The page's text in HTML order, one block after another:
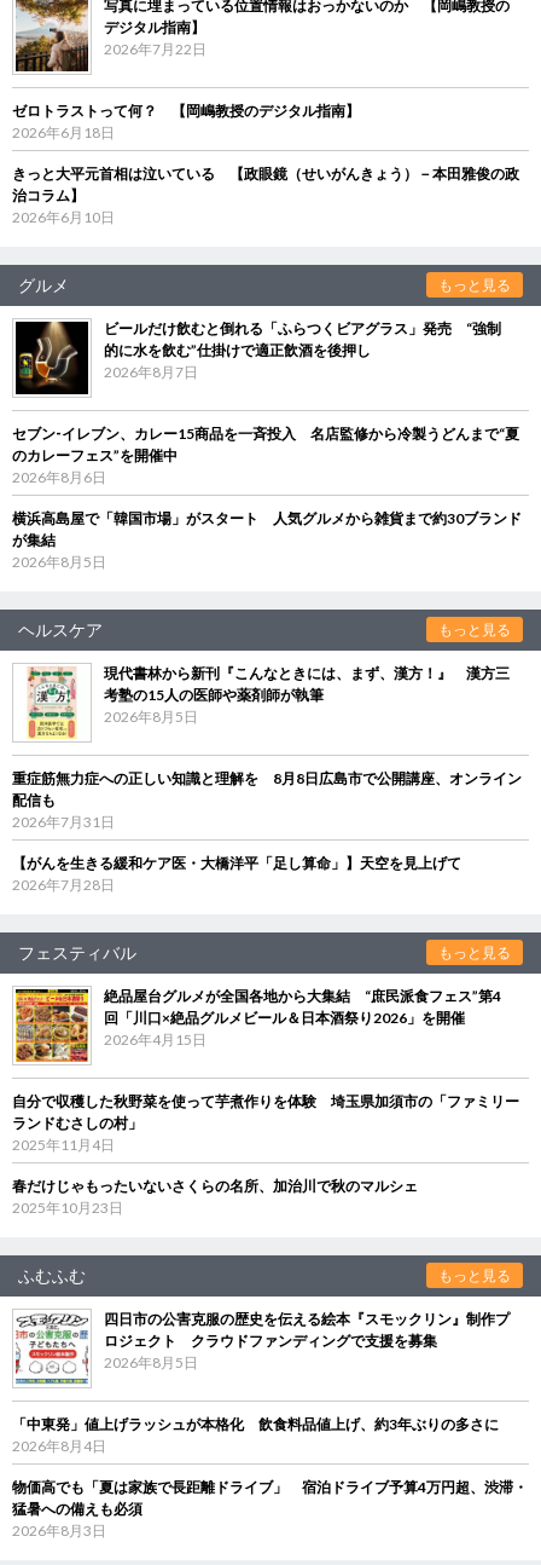
写真に埋まっている位置情報はおっかないのか 【岡嶋教授の
デジタル指南】
2026年7月22日
ゼロトラストって何？ 【岡嶋教授のデジタル指南】
2026年6月18日
きっと大平元首相は泣いている 【政眼鏡（せいがんきょう）－本田雅俊の政
治コラム】
2026年6月10日
グルメ もっと見る
ビールだけ飲むと倒れる「ふらつくビアグラス」発売 “強制
的に水を飲む”仕掛けで適正飲酒を後押し
2026年8月7日
セブン‐イレブン、カレー15商品を一斉投入 名店監修から冷製うどんまで“夏
のカレーフェス”を開催中
2026年8月6日
横浜高島屋で「韓国市場」がスタート 人気グルメから雑貨まで約30ブランド
が集結
2026年8月5日
ヘルスケア もっと見る
現代書林から新刊『こんなときには、まず、漢方！』 漢方三
考塾の15人の医師や薬剤師が執筆
2026年8月5日
重症筋無力症への正しい知識と理解を 8月8日広島市で公開講座、オンライン
配信も
2026年7月31日
【がんを生きる緩和ケア医・大橋洋平「足し算命」】天空を見上げて
2026年7月28日
フェスティバル もっと見る
絶品屋台グルメが全国各地から大集結 “庶民派食フェス”第4
回「川口×絶品グルメビール＆日本酒祭り2026」を開催
2026年4月15日
自分で収穫した秋野菜を使って芋煮作りを体験 埼玉県加須市の「ファミリー
ランドむさしの村」
2025年11月4日
春だけじゃもったいないさくらの名所、加治川で秋のマルシェ
2025年10月23日
ふむふむ もっと見る
四日市の公害克服の歴史を伝える絵本『スモックリン』制作プ
ロジェクト クラウドファンディングで支援を募集
2026年8月5日
「中東発」値上げラッシュが本格化 飲食料品値上げ、約3年ぶりの多さに
2026年8月4日
物価高でも「夏は家族で長距離ドライブ」 宿泊ドライブ予算4万円超、渋滞・
猛暑への備えも必須
2026年8月3日